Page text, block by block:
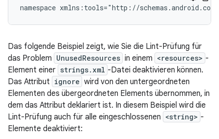
namespace xmlns:tools="http://
Das folgende Beispiel zeigt, wie Sie die Lint-Prüfung für
das Problem UnusedResources in einem <resources> -
Element einer strings.xml -Datei deaktivieren können.
Das Attribut ignore wird von den untergeordneten
Elementen des übergeordneten Elements übernommen, in
dem das Attribut deklariert ist. In diesem Beispiel wird die
Lint-Prüfung auch für alle eingeschlossenen <string> -
Elemente deaktiviert: